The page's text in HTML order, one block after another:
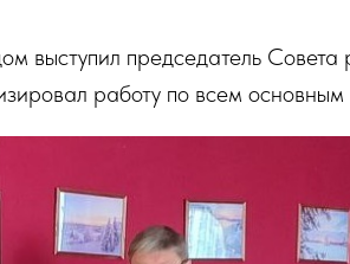
выступил председатель
работу по всем